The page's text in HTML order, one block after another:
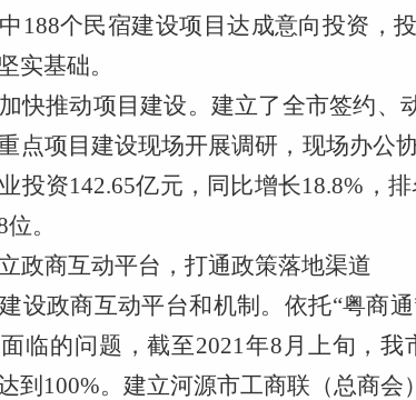
188个民宿建设项目达成意向投资，
实基础。
快推动项目建设。 建立了全市签约、
点项目建设现场开展调研，现场办公
投资142.65亿元，同比增长18.8%，
。
政商互动平台，打通政策落地渠道
建设政商互动平台和机制。 依托“粤商
临的问题，截至2021年8月上旬，
到100%。建立河源市工商联（总商